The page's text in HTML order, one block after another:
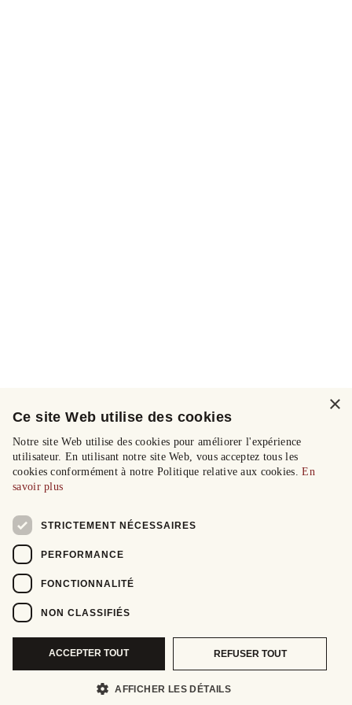
×
Ce site Web utilise des cookies
Notre site Web utilise des cookies pour améliorer l'expérience
utilisateur. En utilisant notre site Web, vous acceptez tous les
cookies conformément à notre Politique relative aux cookies.En
savoir plus
STRICTEMENT NÉCESSAIRES
PERFORMANCE
FONCTIONNALITÉ
NON CLASSIFIÉS
ACCEPTER TOUT REFUSER TOUT
AFFICHER LES DÉTAILS